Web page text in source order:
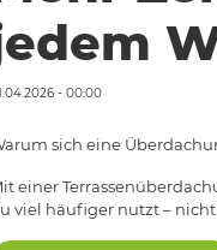
- 00:00
sich eine
einer
viel häufiger nutzt – nicht